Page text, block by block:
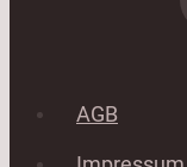
AGB